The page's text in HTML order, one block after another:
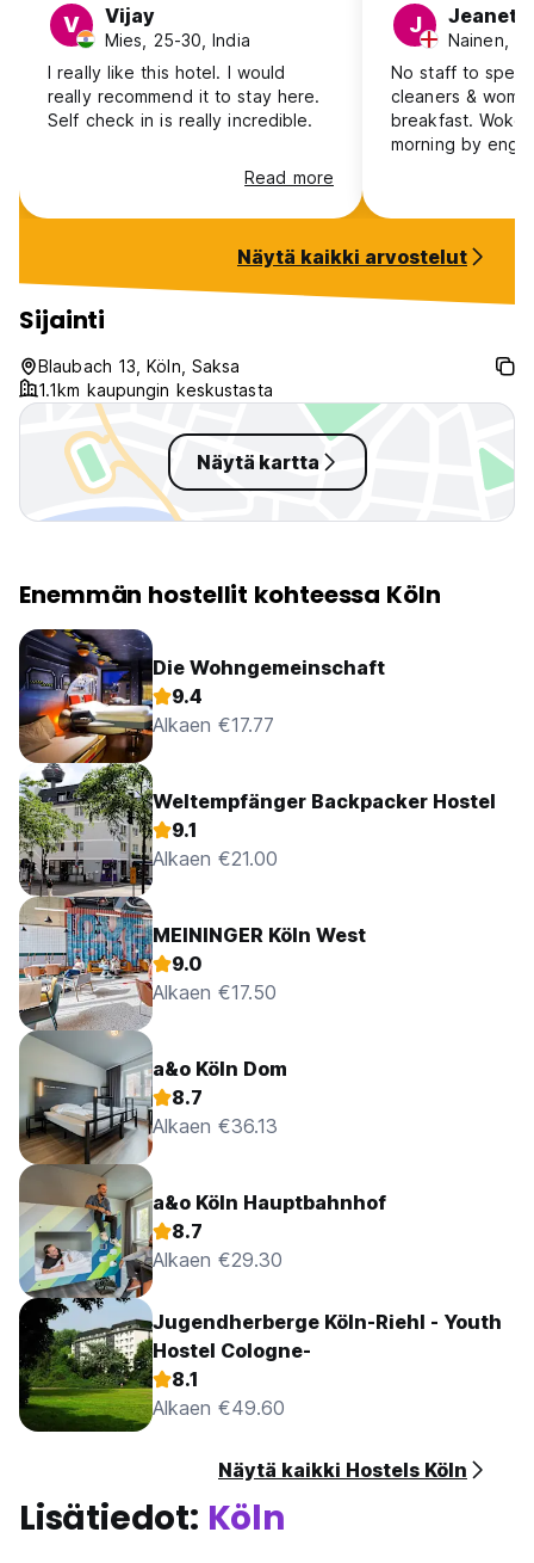
V Vijay
Mies, 25-30, India
I really like this hotel. I would
really recommend it to stay here.
Self check in is really incredible.
Read more
J
Nainen,
No staff to
cleaners &
breakfast.
morning by
complain and
alternative room
reasonable
cancelling a booking.
fixtures &
amazing but no
would not
Näytä kaikki arvostelut
Sijainti
Blaubach 13, Köln, Saksa
1.1km kaupungin keskustasta
Näytä kartta
Enemmän hostellit kohteessa Köln
Die Wohngemeinschaft
9.4
Alkaen €17.77
Weltempfänger Backpacker Hostel
9.1
Alkaen €21.00
MEININGER Köln West
9.0
Alkaen €17.50
a&o Köln Dom
8.7
Alkaen €36.13
a&o Köln Hauptbahnhof
8.7
Alkaen €29.30
Jugendherberge Köln-Riehl - Youth
Hostel Cologne-
8.1
Alkaen €49.60
Näytä kaikki Hostels Köln
Lisätiedot: Köln